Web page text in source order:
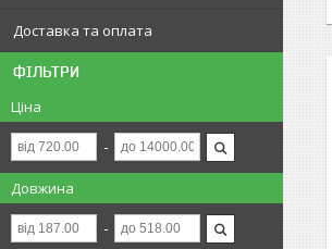
Доставка та оплата
ФІЛЬТРИ
Ціна
Довжина